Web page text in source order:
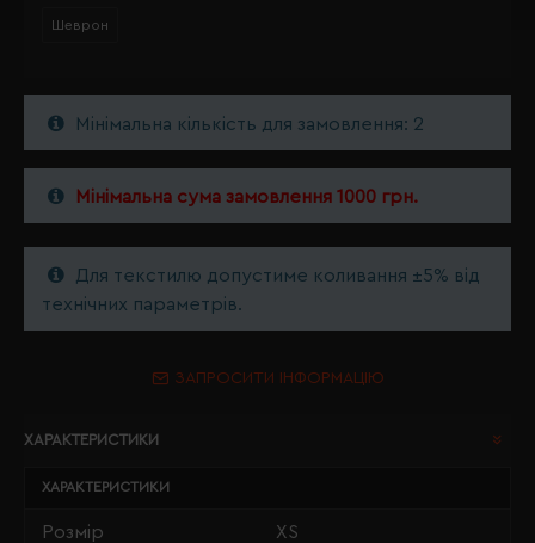
Шеврон
Мінімальна кількість для замовлення: 2
Мінімальна сума замовлення 1000 грн.
Для текстилю допустиме коливання ±5% від
технічних параметрів.
ЗАПРОСИТИ ІНФОРМАЦІЮ
ХАРАКТЕРИСТИКИ
ХАРАКТЕРИСТИКИ
Розмір XS